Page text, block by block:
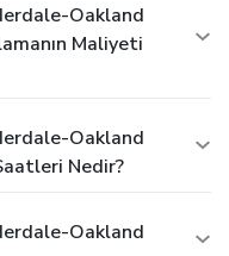
Oakland
Maliyeti
Oakland
Nedir?
Oakland